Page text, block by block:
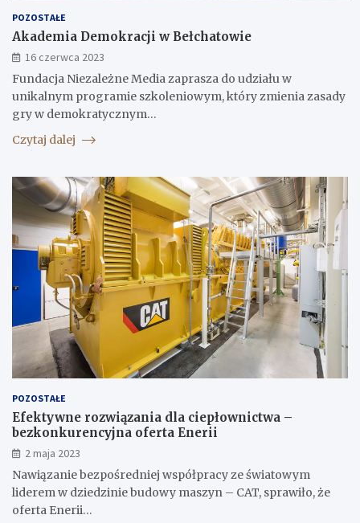
POZOSTAŁE
Akademia Demokracji w Bełchatowie
16 czerwca 2023
Fundacja Niezależne Media zaprasza do udziału w
unikalnym programie szkoleniowym, który zmienia zasady
gry w demokratycznym…
Czytaj dalej
POZOSTAŁE
Efektywne rozwiązania dla ciepłownictwa –
bezkonkurencyjna oferta Enerii
2 maja 2023
Nawiązanie bezpośredniej współpracy ze światowym
liderem w dziedzinie budowy maszyn – CAT, sprawiło, że
oferta Enerii…